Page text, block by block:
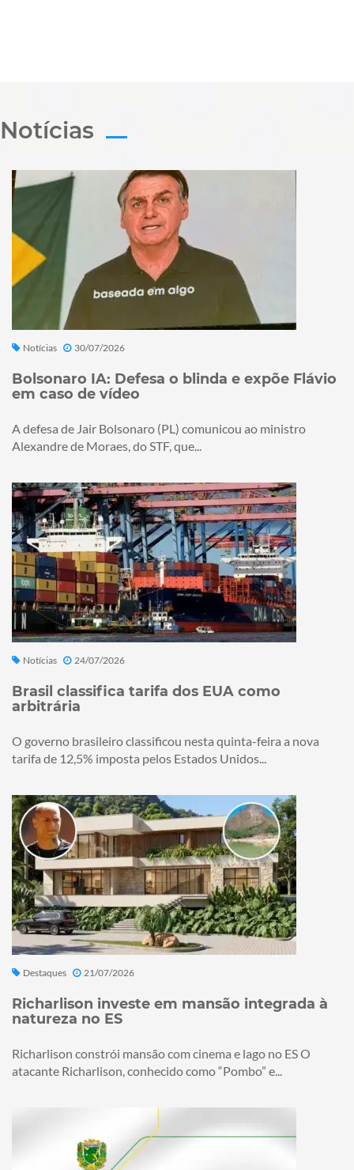
Notícias
Notícias 30/07/2026
Bolsonaro IA: Defesa o blinda e expõe Flávio
em caso de vídeo
A defesa de Jair Bolsonaro (PL) comunicou ao ministro
Alexandre de Moraes, do STF, que...
Notícias 24/07/2026
Brasil classifica tarifa dos EUA como
arbitrária
O governo brasileiro classificou nesta quinta-feira a nova
tarifa de 12,5% imposta pelos Estados Unidos...
Destaques 21/07/2026
Richarlison investe em mansão integrada à
natureza no ES
Richarlison constrói mansão com cinema e lago no ES O
atacante Richarlison, conhecido como “Pombo” e...